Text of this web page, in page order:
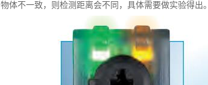
物体不一致，则检测距离会不同，具体需要做实验得出。